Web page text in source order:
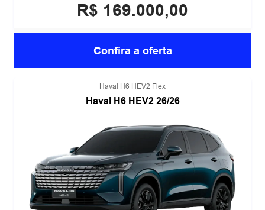
R$ 169.000,00
Confira a oferta
Haval H6 HEV2 Flex
Haval H6 HEV2 26/26